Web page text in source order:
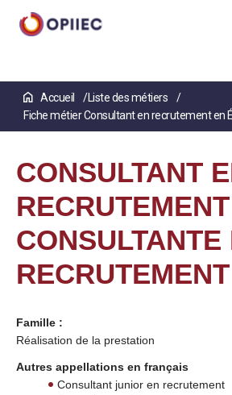
contenu
principal
Accueil
Liste des métiers
Fiche métier Consultant en recrutement en
CONSULTANT
CONSULTANTE
RECRUTEMENT
Famille :
Réalisation de la prestation
Autres appellations en français
Consultant junior en recrutement